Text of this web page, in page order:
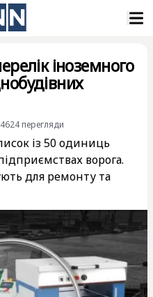
іноземного
4624 перегляди
із 50 одиниць
ворога.
для ремонту та